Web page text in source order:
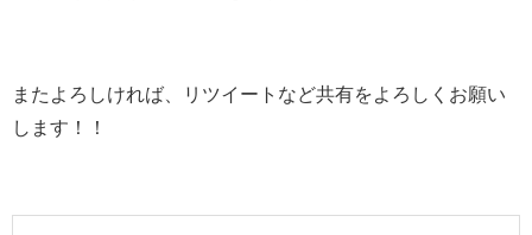
またよろしければ、リツイートなど共有をよろしくお願い
します！！